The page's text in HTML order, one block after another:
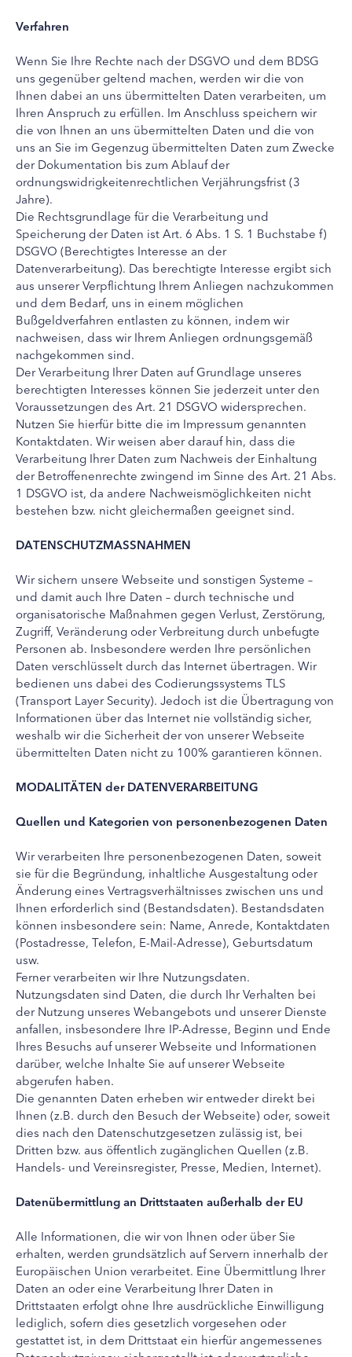
Verfahren
Wenn Sie Ihre Rechte nach der DSGVO und dem BDSG
uns gegenüber geltend machen, werden wir die von
Ihnen dabei an uns übermittelten Daten verarbeiten, um
Ihren Anspruch zu erfüllen. Im Anschluss speichern wir
die von Ihnen an uns übermittelten Daten und die von
uns an Sie im Gegenzug übermittelten Daten zum Zwecke
der Dokumentation bis zum Ablauf der
ordnungswidrigkeitenrechtlichen Verjährungsfrist (3
Jahre).
Die Rechtsgrundlage für die Verarbeitung und
Speicherung der Daten ist Art. 6 Abs. 1 S. 1 Buchstabe f)
DSGVO (Berechtigtes Interesse an der
Datenverarbeitung). Das berechtigte Interesse ergibt sich
aus unserer Verpflichtung Ihrem Anliegen nachzukommen
und dem Bedarf, uns in einem möglichen
Bußgeldverfahren entlasten zu können, indem wir
nachweisen, dass wir Ihrem Anliegen ordnungsgemäß
nachgekommen sind.
Der Verarbeitung Ihrer Daten auf Grundlage unseres
berechtigten Interesses können Sie jederzeit unter den
Voraussetzungen des Art. 21 DSGVO widersprechen.
Nutzen Sie hierfür bitte die im Impressum genannten
Kontaktdaten. Wir weisen aber darauf hin, dass die
Verarbeitung Ihrer Daten zum Nachweis der Einhaltung
der Betroffenenrechte zwingend im Sinne des Art. 21 Abs.
1 DSGVO ist, da andere Nachweismöglichkeiten nicht
bestehen bzw. nicht gleichermaßen geeignet sind.
DATENSCHUTZMASSNAHMEN
Wir sichern unsere Webseite und sonstigen Systeme –
und damit auch Ihre Daten – durch technische und
organisatorische Maßnahmen gegen Verlust, Zerstörung,
Zugriff, Veränderung oder Verbreitung durch unbefugte
Personen ab. Insbesondere werden Ihre persönlichen
Daten verschlüsselt durch das Internet übertragen. Wir
bedienen uns dabei des Codierungssystems TLS
(Transport Layer Security). Jedoch ist die Übertragung von
Informationen über das Internet nie vollständig sicher,
weshalb wir die Sicherheit der von unserer Webseite
übermittelten Daten nicht zu 100% garantieren können.
MODALITÄTEN der DATENVERARBEITUNG
Quellen und Kategorien von personenbezogenen Daten
Wir verarbeiten Ihre personenbezogenen Daten, soweit
sie für die Begründung, inhaltliche Ausgestaltung oder
Änderung eines Vertragsverhältnisses zwischen uns und
Ihnen erforderlich sind (Bestandsdaten). Bestandsdaten
können insbesondere sein: Name, Anrede, Kontaktdaten
(Postadresse, Telefon, E-Mail-Adresse), Geburtsdatum
usw.
Ferner verarbeiten wir Ihre Nutzungsdaten.
Nutzungsdaten sind Daten, die durch Ihr Verhalten bei
der Nutzung unseres Webangebots und unserer Dienste
anfallen, insbesondere Ihre IP-Adresse, Beginn und Ende
Ihres Besuchs auf unserer Webseite und Informationen
darüber, welche Inhalte Sie auf unserer Webseite
abgerufen haben.
Die genannten Daten erheben wir entweder direkt bei
Ihnen (z.B. durch den Besuch der Webseite) oder, soweit
dies nach den Datenschutzgesetzen zulässig ist, bei
Dritten bzw. aus öffentlich zugänglichen Quellen (z.B.
Handels- und Vereinsregister, Presse, Medien, Internet).
Datenübermittlung an Drittstaaten außerhalb der EU
Alle Informationen, die wir von Ihnen oder über Sie
erhalten, werden grundsätzlich auf Servern innerhalb der
Europäischen Union verarbeitet. Eine Übermittlung Ihrer
Daten an oder eine Verarbeitung Ihrer Daten in
Drittstaaten erfolgt ohne Ihre ausdrückliche Einwilligung
lediglich, sofern dies gesetzlich vorgesehen oder
gestattet ist, in dem Drittstaat ein hierfür angemessenes